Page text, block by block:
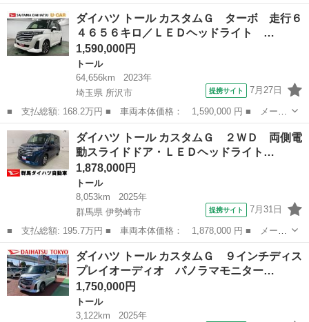
ー名： ダイハツ ■ 車種名： トール ■ グレード名： カスタム
Ｇ ターボ ナビ地デジＴＶ バックカメラ Ｂｌｕｅｔｏｏｔｈ
スマート...
福岡 糟屋郡 トール
ダイハツ トール カスタムＧ ターボ 走行６
４６５６キロ／ＬＥＤヘッドライト …
1,590,000円
トール
64,656km
2023年
埼玉県 所沢市
提携サイト 7月27日
■ 支払総額: 168.2万円 ■ 車両本体価格： 1,590,000 円 ■ メーカ
ー名： ダイハツ ■ 車種名： トール ■ グレード名： カスタム
Ｇ ターボ 走行６４６５６キロ／ＬＥＤヘッドライト 一年保証・
走行距離...
埼玉 所沢市 トール
ダイハツ トール カスタムＧ ２ＷＤ 両側電
動スライドドア・ＬＥＤヘッドライト…
1,878,000円
トール
8,053km
2025年
群馬県 伊勢崎市
提携サイト 7月31日
■ 支払総額: 195.7万円 ■ 車両本体価格： 1,878,000 円 ■ メーカ
ー名： ダイハツ ■ 車種名： トール ■ グレード名： カスタム
Ｇ ２ＷＤ 両側電動スライドドア・ＬＥＤヘッドライト・オートラ
イト・プ...
群馬 伊勢崎市 トール
ダイハツ トール カスタムＧ ９インチディス
プレイオーディオ パノラマモニター…
1,750,000円
トール
3,122km
2025年